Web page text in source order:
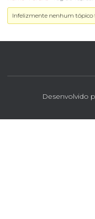
Infelizmente nenhum tópico
Desenvolvido